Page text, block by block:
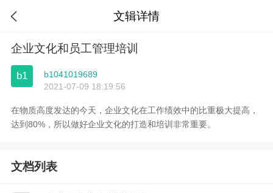
 文辑详情
企业文化和员工管理培训
b1
b1041019689
2021-07-09 18:19:56
在物质高度发达的今天，企业文化在工作绩效中的比重极大提高，
达到80%，所以做好企业文化的打造和培训非常重要。
文档列表